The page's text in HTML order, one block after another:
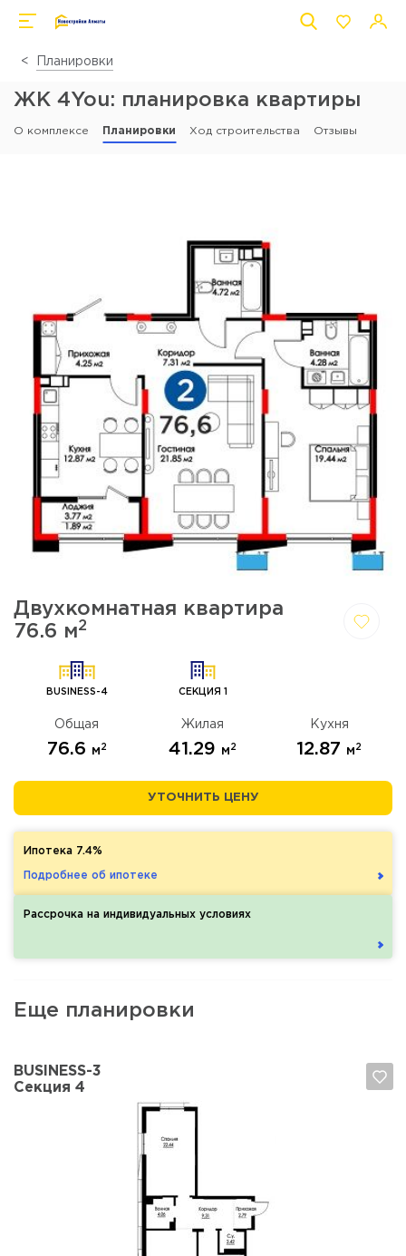
Планировки
ЖК 4You: планировка квартиры
О комплексе Планировки Ход строительства Отзывы
Двухкомнатная квартира
76.6 м2
BUSINESS-4 СЕКЦИЯ 1
Общая
76.6 м 2
Жилая
41.29 м 2
Кухня
12.87 м 2
УТОЧНИТЬ ЦЕНУ
Ипотека 7.4%
Подробнее об ипотеке
Рассрочка на индивидуальных условиях
Еще планировки
BUSINESS-3
Секция 4
Отмена